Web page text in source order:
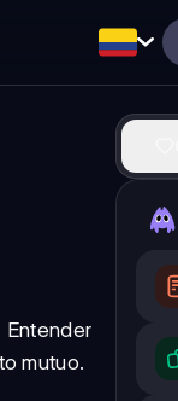
Entender
mutuo.